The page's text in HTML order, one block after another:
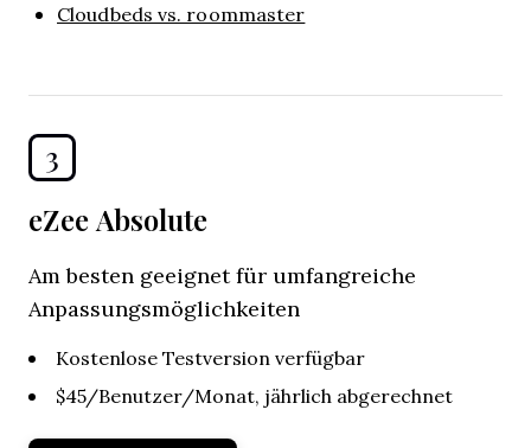
Cloudbeds vs. roommaster
3
eZee Absolute
Am besten geeignet für umfangreiche
Anpassungsmöglichkeiten
Kostenlose Testversion verfügbar
$45/Benutzer/Monat, jährlich abgerechnet